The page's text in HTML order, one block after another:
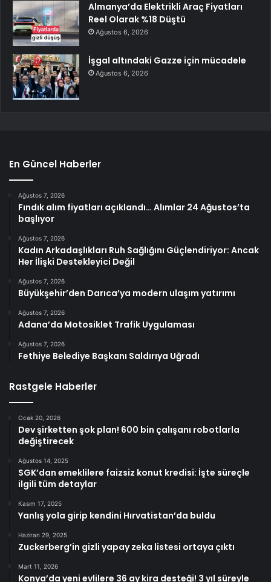
Almanya’da Elektrikli Araç Fiyatları
Reel Olarak %18 Düştü
Ağustos 6, 2026
İşgal altındaki Gazze için mücadele
Ağustos 6, 2026
En Güncel Haberler
Ağustos 7, 2026
Fındık alım fiyatları açıklandı… Alımlar 24 Ağustos’ta
başlıyor
Ağustos 7, 2026
Kadın Arkadaşlıkları Ruh Sağlığını Güçlendiriyor: Ancak
Her İlişki Destekleyici Değil
Ağustos 7, 2026
Büyükşehir’den Darıca’ya modern ulaşım yatırımı
Ağustos 7, 2026
Adana’da Motosiklet Trafik Uygulaması
Ağustos 7, 2026
Fethiye Belediye Başkanı Saldırıya Uğradı
Rastgele Haberler
Ocak 20, 2026
Dev şirketten şok plan! 600 bin çalışanı robotlarla
değiştirecek
Ağustos 14, 2025
SGK’dan emeklilere faizsiz konut kredisi: İşte süreçle
ilgili tüm detaylar
Kasım 17, 2025
Yanlış yola girip kendini Hırvatistan’da buldu
Haziran 29, 2025
Zuckerberg’in gizli yapay zeka listesi ortaya çıktı
Mart 11, 2026
Konya’da yeni evlilere 36 ay kira desteği! 3 yıl süreyle